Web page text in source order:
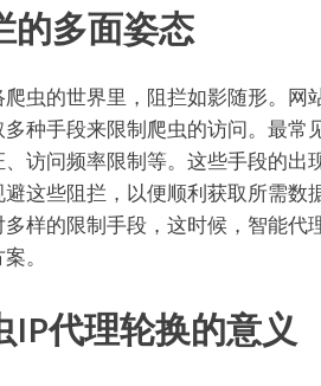
的多面姿态
爬虫的世界里，阻拦如影随形。网
多种手段来限制爬虫的访问。最常
、访问频率限制等。这些手段的出
避这些阻拦，以便顺利获取所需数
多样的限制手段，这时候，智能代
。
IP代理轮换的意义